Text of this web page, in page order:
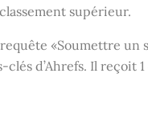
supérieur.
«Soumettre un
d’Ahrefs. Il reçoit